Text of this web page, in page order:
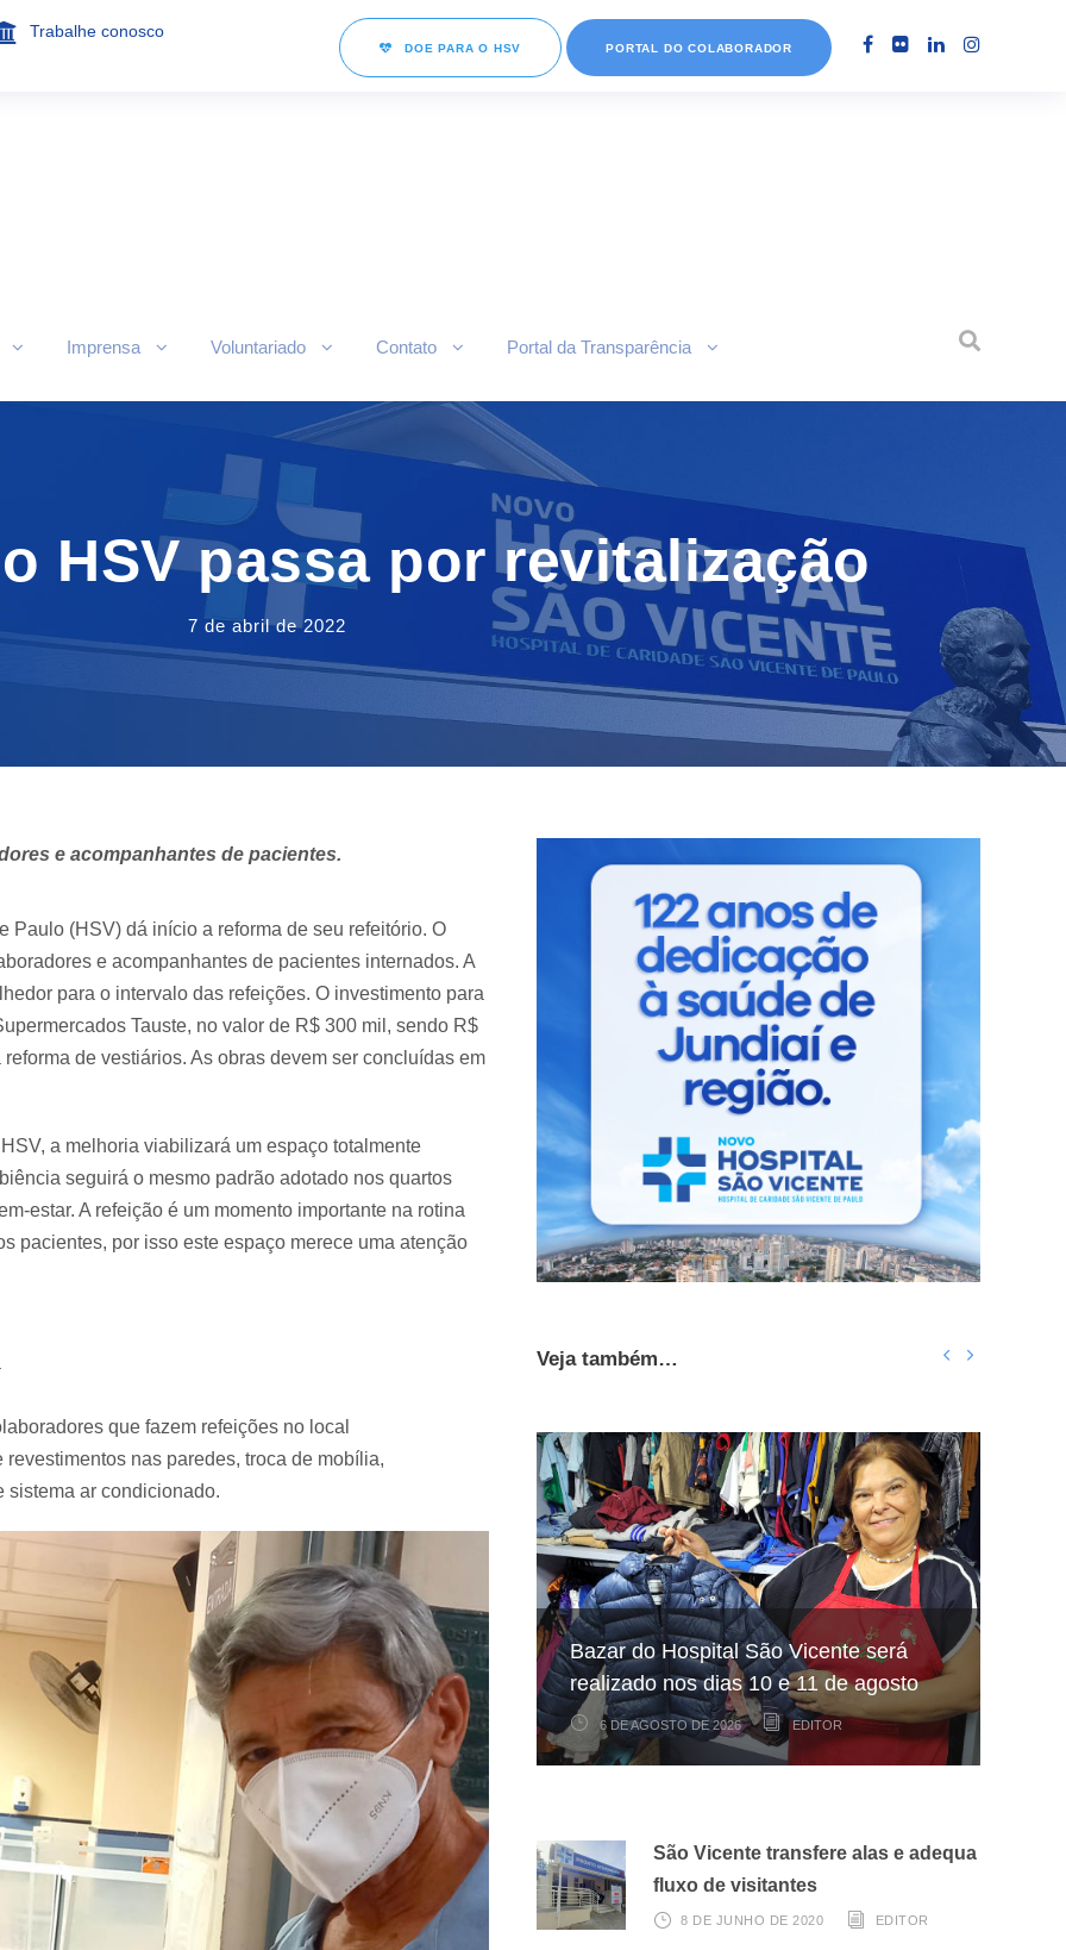
Trabalhe conosco
DOE PARA O HSV PORTAL DO COLABORADOR
Imprensa Voluntariado Contato Portal da Transparência
HSV passa por revitalização
7 de abril de 2022
e acompanhantes de pacientes.
Paulo (HSV) dá início a reforma de seu refeitório. O
e acompanhantes de pacientes internados. A
para o intervalo das refeições. O investimento para
Tauste, no valor de R$ 300 mil, sendo R$
de vestiários. As obras devem ser concluídas em
a melhoria viabilizará um espaço totalmente
seguirá o mesmo padrão adotado nos quartos
estar. A refeição é um momento importante na rotina
pacientes, por isso este espaço merece uma atenção
que fazem refeições no local
nas paredes, troca de mobília,
sistema ar condicionado.
Veja também…
Bazar do Hospital São Vicente será
realizado nos dias 10 e 11 de agosto
6 DE AGOSTO DE 2026 EDITOR
Hospital São Vicente participa de
mapeamento nacional sobre câncer
infantojuvenil
6 DE AGOSTO DE 2026 EDITOR
Hospital São Vicente expande
arrecadação de cupons fiscais pela
Nota Fiscal Paulista
3 DE AGOSTO DE 2026 EDITOR
São Vicente transfere alas e adequa
fluxo de visitantes
8 DE JUNHO DE 2020 EDITOR